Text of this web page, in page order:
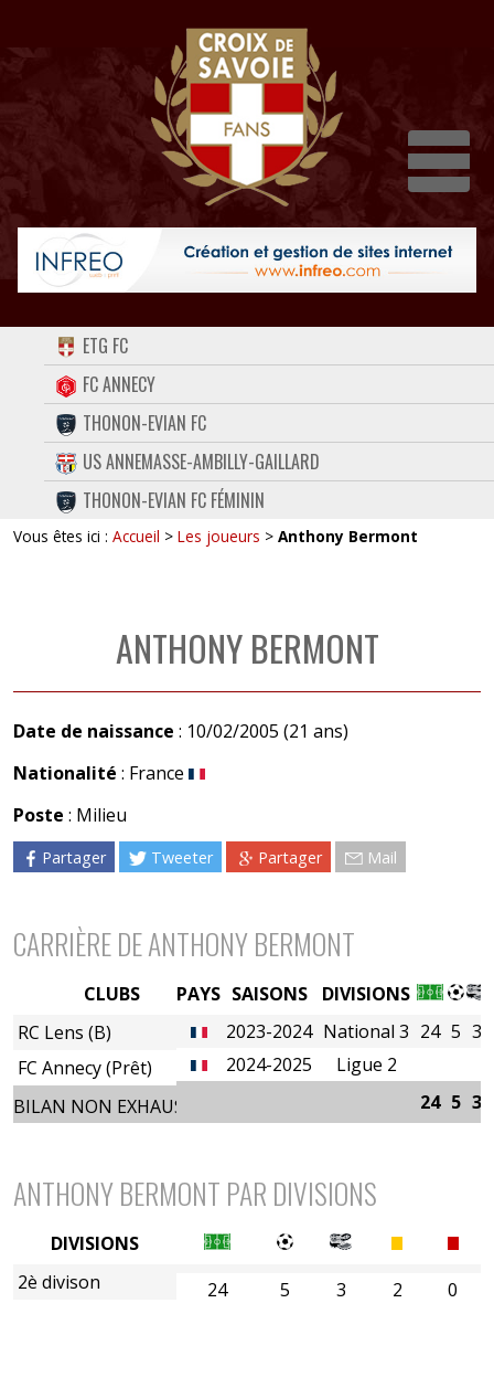
ACCUEIL
FORUM
CONTACT
FACEBOOK
TWITTER
ETG FC
FC ANNECY
THONON-EVIAN FC
US ANNEMASSE-AMBILLY-GAILLARD
THONON-EVIAN FC FÉMININ
Vous êtes ici : Accueil > Les joueurs > Anthony Bermont
ANTHONY BERMONT
Date de naissance : 10/02/2005 (21 ans)
Nationalité : France
Poste : Milieu
Partager Tweeter Partager Mail
CARRIÈRE DE ANTHONY BERMONT
PAYS SAISONS
DIVISIONS
2023-2024 National 3 24 5 3
2024-2025
Ligue 2
24 5 3
CLUBS
RC Lens (B)
FC Annecy (Prêt)
BILAN NON EXHAUSTIF
ANTHONY BERMONT PAR DIVISIONS
24 5 3 2 0
DIVISIONS
2è divison